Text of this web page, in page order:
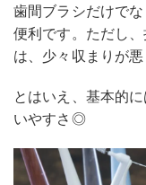
歯間ブラシだけで
便利です。ただし
は、少々収まりが
とはいえ、基本的
いやすさ◎